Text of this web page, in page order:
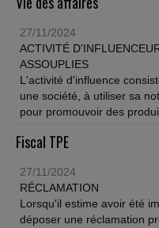
27/11/2024
ACTIVITÉ
ASSOUPLIES
L'activité d'influence
une société, à utiliser sa
pour promouvoir des
Fiscal TPE
27/11/2024
RÉCLAMATION
Lorsqu'il estime avoir été
déposer une réclamation